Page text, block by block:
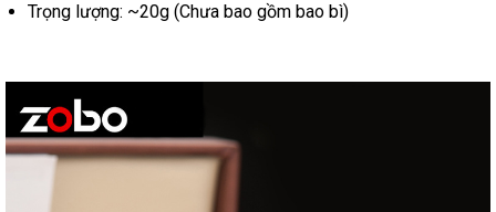
Trọng lượng: ~20g (Chưa bao gồm bao bì)